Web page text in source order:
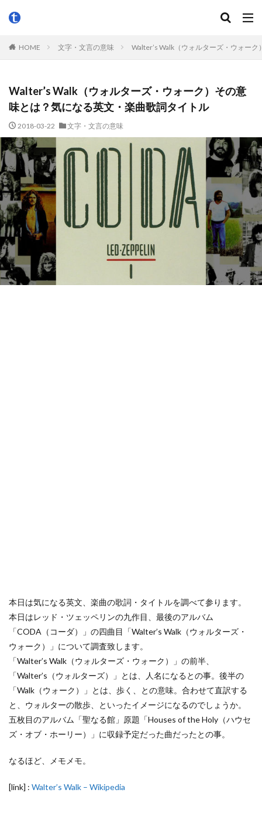
HOME 文字・文言の意味 Walter’s Walk（ウォルターズ・ウォー
Walter’s Walk（ウォルターズ・ウォーク）その意
味とは？気になる英文・楽曲歌詞タイトル
2018-03-22 文字・文言の意味
本日は気になる英文、楽曲の歌詞・タイトルを調べて参ります。
本日はレッド・ツェッペリンの九作目、最後のアルバム
「CODA（コーダ）」の四曲目「Walter’s Walk（ウォルターズ・
ウォーク）」について調査致します。
「Walter’s Walk（ウォルターズ・ウォーク）」の前半、
「Walter’s（ウォルターズ）」とは、人名になるとの事。後半の
「Walk（ウォーク）」とは、歩く、との意味。合わせて直訳する
と、ウォルターの散歩、といったイメージになるのでしょうか。
五枚目のアルバム「聖なる館」原題「Houses of the Holy（ハウセ
ズ・オブ・ホーリー）」に収録予定だった曲だったとの事。
なるほど、メモメモ。
[link] : Walter’s Walk – Wikipedia